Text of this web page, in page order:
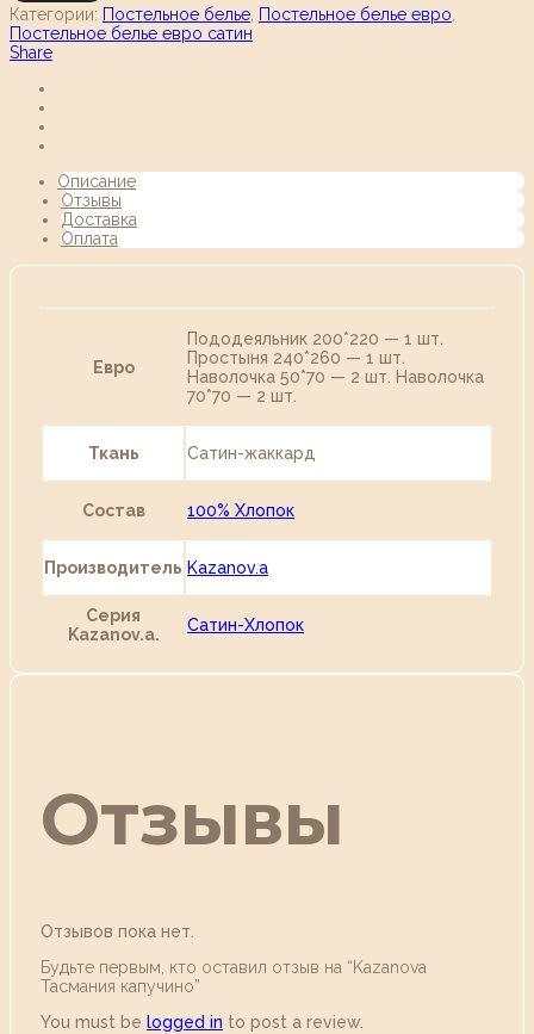
Категории: Постельное белье Постельное белье евро
Постельное белье евро сатин
Share
Описание
Отзывы
Доставка
Оплата
Евро
Пододеяльник 200*220 — 1 шт.
Простыня 240*260 — 1 шт.
Наволочка 50*70 — 2 шт. Наволочка
70*70 — 2 шт.
Ткань Сатин-жаккард
Состав 100% Хлопок
Производитель Kazanov.a
Серия
Kazanov.a.
Сатин-Хлопок
Отзывы
Отзывов пока нет.
Будьте первым, кто оставил отзыв на “Kazanova
Тасмания капучино”
You must be logged in to post a review.